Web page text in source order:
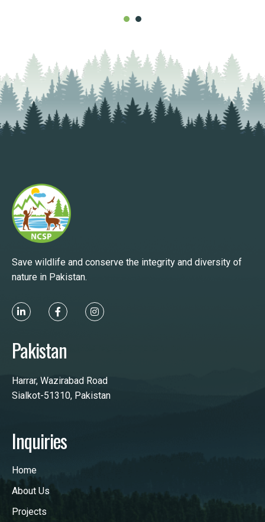
Save wildlife and conserve the integrity and diversity of
nature in Pakistan.
Pakistan
Harrar, Wazirabad Road
Sialkot-51310, Pakistan
Inquiries
Home
About Us
Projects